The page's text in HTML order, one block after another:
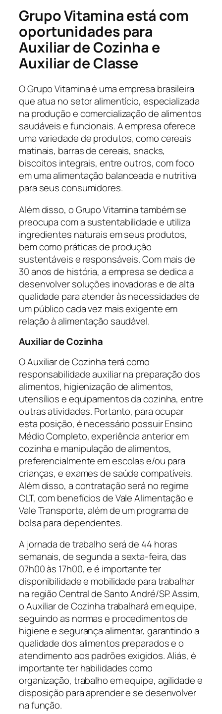
Grupo Vitamina está com
oportunidades para
Auxiliar de Cozinha e
Auxiliar de Classe
O Grupo Vitamina é uma empresa brasileira
que atua no setor alimentício, especializada
na produção e comercialização de alimentos
saudáveis e funcionais. A empresa oferece
uma variedade de produtos, como cereais
matinais, barras de cereais, snacks,
biscoitos integrais, entre outros, com foco
em uma alimentação balanceada e nutritiva
para seus consumidores.
Além disso, o Grupo Vitamina também se
preocupa com a sustentabilidade e utiliza
ingredientes naturais em seus produtos,
bem como práticas de produção
sustentáveis e responsáveis. Com mais de
30 anos de história, a empresa se dedica a
desenvolver soluções inovadoras e de alta
qualidade para atender às necessidades de
um público cada vez mais exigente em
relação à alimentação saudável.
Auxiliar de Cozinha
O Auxiliar de Cozinha terá como
responsabilidade auxiliar na preparação dos
alimentos, higienização de alimentos,
utensílios e equipamentos da cozinha, entre
outras atividades. Portanto, para ocupar
esta posição, é necessário possuir Ensino
Médio Completo, experiência anterior em
cozinha e manipulação de alimentos,
preferencialmente em escolas e/ou para
crianças, e exames de saúde compatíveis.
Além disso, a contratação será no regime
CLT, com benefícios de Vale Alimentação e
Vale Transporte, além de um programa de
bolsa para dependentes.
A jornada de trabalho será de 44 horas
semanais, de segunda a sexta-feira, das
07h00 às 17h00, e é importante ter
disponibilidade e mobilidade para trabalhar
na região Central de Santo André/SP. Assim,
o Auxiliar de Cozinha trabalhará em equipe,
seguindo as normas e procedimentos de
higiene e segurança alimentar, garantindo a
qualidade dos alimentos preparados e o
atendimento aos padrões exigidos. Aliás, é
importante ter habilidades como
organização, trabalho em equipe, agilidade e
disposição para aprender e se desenvolver
na função.